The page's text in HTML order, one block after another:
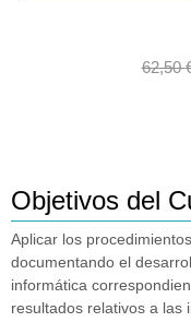
62,50
Objetivos del
Aplicar los
documentando el
informática
resultados relativos a las